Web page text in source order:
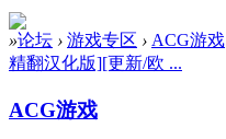
»论坛 › 游戏专区 › ACG游戏
精翻汉化版][更新/欧 ...
ACG游戏